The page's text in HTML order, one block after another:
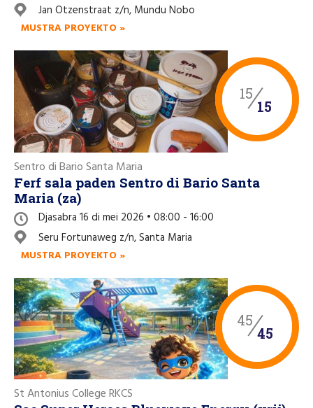
Jan Otzenstraat z/n, Mundu Nobo
MUSTRA PROYEKTO »
15
15
Sentro di Bario Santa Maria
Ferf sala paden Sentro di Bario Santa
Maria (za)
Djasabra 16 di mei 2026 • 08:00 - 16:00
Seru Fortunaweg z/n, Santa Maria
MUSTRA PROYEKTO »
45
45
St Antonius College RKCS